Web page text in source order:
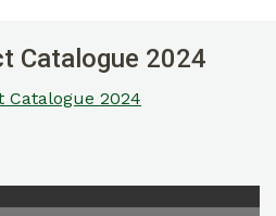
Catalogue 2024
Catalogue 2024